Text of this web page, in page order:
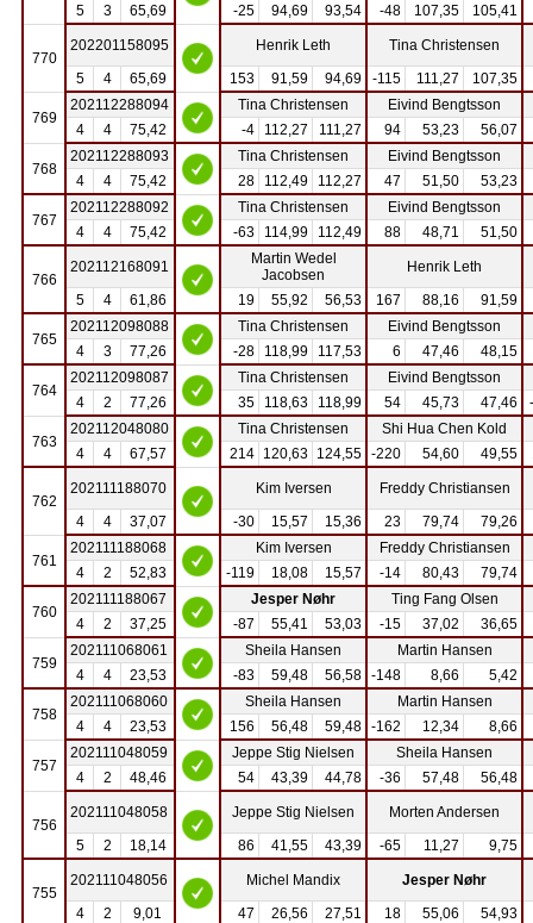
5
3 65,69 -25 94,69 93,54 -48 107,35 105,41
770
202201158095 Henrik Leth
Tina Christensen
5
4 65,69 153 91,59 94,69 -115 111,27 107,35
769
202112288094 Tina Christensen
Eivind Bengtsson
4
4 75,42 -4 112,27 111,27 94 53,23 56,07
768
202112288093 Tina Christensen
Eivind Bengtsson
4
4 75,42 28 112,49 112,27 47 51,50 53,23
767
202112288092 Tina Christensen
Eivind Bengtsson
4
4 75,42 -63 114,99 112,49 88 48,71 51,50
766
202112168091
Martin Wedel
Jacobsen
Henrik Leth
5
4 61,86 19 55,92 56,53 167 88,16 91,59
765
202112098088 Tina Christensen
Eivind Bengtsson
4
3 77,26 -28 118,99 117,53 6 47,46 48,15
764
202112098087 Tina Christensen
Eivind Bengtsson
4
2 77,26 35 118,63 118,99 54 45,73 47,46
763
202112048080 Tina Christensen
Shi Hua Chen Kold
4
4 67,57 214 120,63 124,55 -220 54,60 49,55
762
202111188070 Kim Iversen
Freddy Christiansen
4
4 37,07 -30 15,57 15,36 23 79,74 79,26
761
202111188068 Kim Iversen
Freddy Christiansen
4
2 52,83 -119 18,08 15,57 -14 80,43 79,74
760
202111188067 Jesper Nøhr
Ting Fang Olsen
4
2 37,25 -87 55,41 53,03 -15 37,02 36,65
759
202111068061 Sheila Hansen
Martin Hansen
4
4 23,53 -83 59,48 56,58 -148 8,66 5,42
758
202111068060 Sheila Hansen
Martin Hansen
4
4 23,53 156 56,48 59,48 -162 12,34 8,66
757
202111048059 Jeppe Stig Nielsen
Sheila Hansen
4
2 48,46 54 43,39 44,78 -36 57,48 56,48
756
202111048058 Jeppe Stig Nielsen
Morten Andersen
5
2 18,14 86 41,55 43,39 -65 11,27 9,75
755
202111048056 Michel Mandix
Jesper Nøhr
4
2 9,01 47 26,56 27,51 18 55,06 54,93